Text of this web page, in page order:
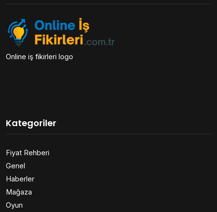
Online iş fikirleri logo
Kategoriler
Fiyat Rehberi
Genel
Haberler
Mağaza
Oyun